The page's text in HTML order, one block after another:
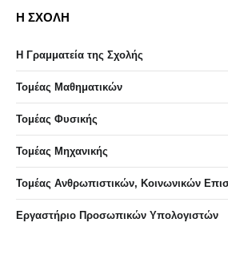
Η ΣΧΟΛΗ
Η Γραμματεία της Σχολής
Τομέας Μαθηματικών
Τομέας Φυσικής
Τομέας Μηχανικής
Τομέας Ανθρωπιστικών, Κοινωνικών
Eργαστήριo Προσωπικών Υπολογιστών